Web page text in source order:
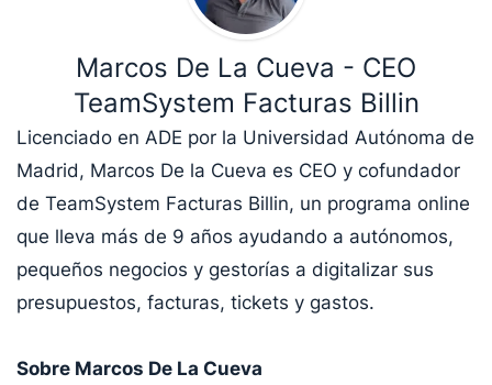
Marcos De La Cueva - CEO
TeamSystem Facturas Billin
Licenciado en ADE por la Universidad Autónoma de
Madrid, Marcos De la Cueva es CEO y cofundador
de TeamSystem Facturas Billin, un programa online
que lleva más de 9 años ayudando a autónomos,
pequeños negocios y gestorías a digitalizar sus
presupuestos, facturas, tickets y gastos.
Sobre Marcos De La Cueva